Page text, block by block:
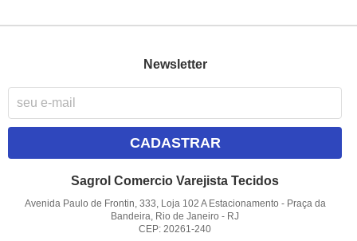
Newsletter
CADASTRAR
Sagrol Comercio Varejista Tecidos
Avenida Paulo de Frontin, 333, Loja 102 A Estacionamento - Praça da
Bandeira, Rio de Janeiro - RJ
CEP: 20261-240